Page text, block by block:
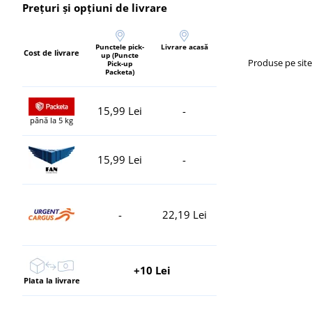
Prețuri și opțiuni de livrare
Cost de livrare
Punctele pick-
up (Puncte
Pick-up
Packeta)
Livrare acasă
până la 5 kg
15,99 Lei -
15,99 Lei -
- 22,19 Lei
Plata la livrare
+10 Lei
Produse pe